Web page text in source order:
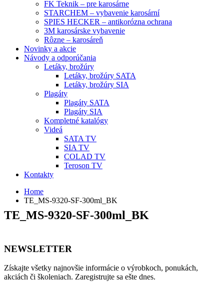
FK Teknik – pre karosárne
STARCHEM – vybavenie karosární
SPIES HECKER – antikorózna ochrana
3M karosárske vybavenie
Rôzne – karosáreň
Novinky a akcie
Návody a odporúčania
Letáky, brožúry
Letáky, brožúry SATA
Letáky, brožúry SIA
Plagáty
Plagáty SATA
Plagáty SIA
Kompletné katalógy
Videá
SATA TV
SIA TV
COLAD TV
Teroson TV
Kontakty
Home
TE_MS-9320-SF-300ml_BK
TE_MS-9320-SF-300ml_BK
NEWSLETTER
Získajte všetky najnovšie informácie o výrobkoch, ponukách,
akciách či školeniach. Zaregistrujte sa ešte dnes.